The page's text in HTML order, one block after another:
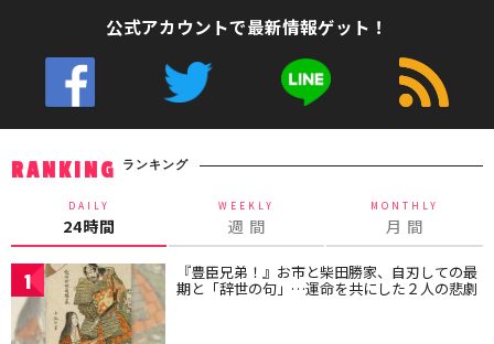
公式アカウントで最新情報ゲット！
RANKING ランキング
DAILY
24時間
WEEKLY
週 間
MONTHLY
月 間
1 『豊臣兄弟！』お市と柴田勝家、自刃しての最
期と「辞世の句」…運命を共にした２人の悲劇